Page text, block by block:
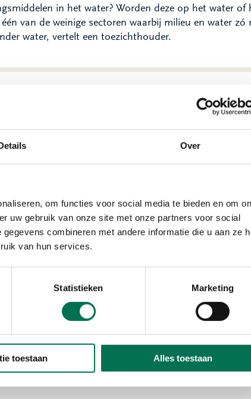
Over
om functies voor social media te bieden en om
uw gebruik van onze site met onze partners voor social
combineren met andere informatie die u aan ze
van hun services.
Statistieken Marketing
toestaan Alles toestaan
in het water? Worden deze op het water
van de weinige sectoren waarbij milieu en water zó
water, vertelt een toezichthouder.
heel veel verschillende zaken, van gewassen tot aan
Maar ook stookinstallaties, gevaarlijke stoffen én of
je voert onderhoud uit en eens in de zoveel jaar
we afvalstoffen steekproefsgewijs door. Zo kijken we
(vloeibare meststoffen), die we regelmatig
niet overal bevoegd. We letten dus ook op de
warmtekrachtkoppelingen (WWK) tegen. Vooral de
gas; daar maken ze warmte én elektriciteit mee. Nu
energieprijs gunstig is. Bij een bepaald vermogen
te hebben. Daar controleren we ook op. Geen enkel
én de techniek van een bedrijf hoe watersystemen